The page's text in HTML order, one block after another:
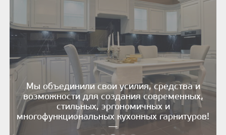
Мы объединили свои усилия, средства и
возможности для создания современных,
стильных, эргономичных и
многофункциональных кухонных гарнитуров!
—